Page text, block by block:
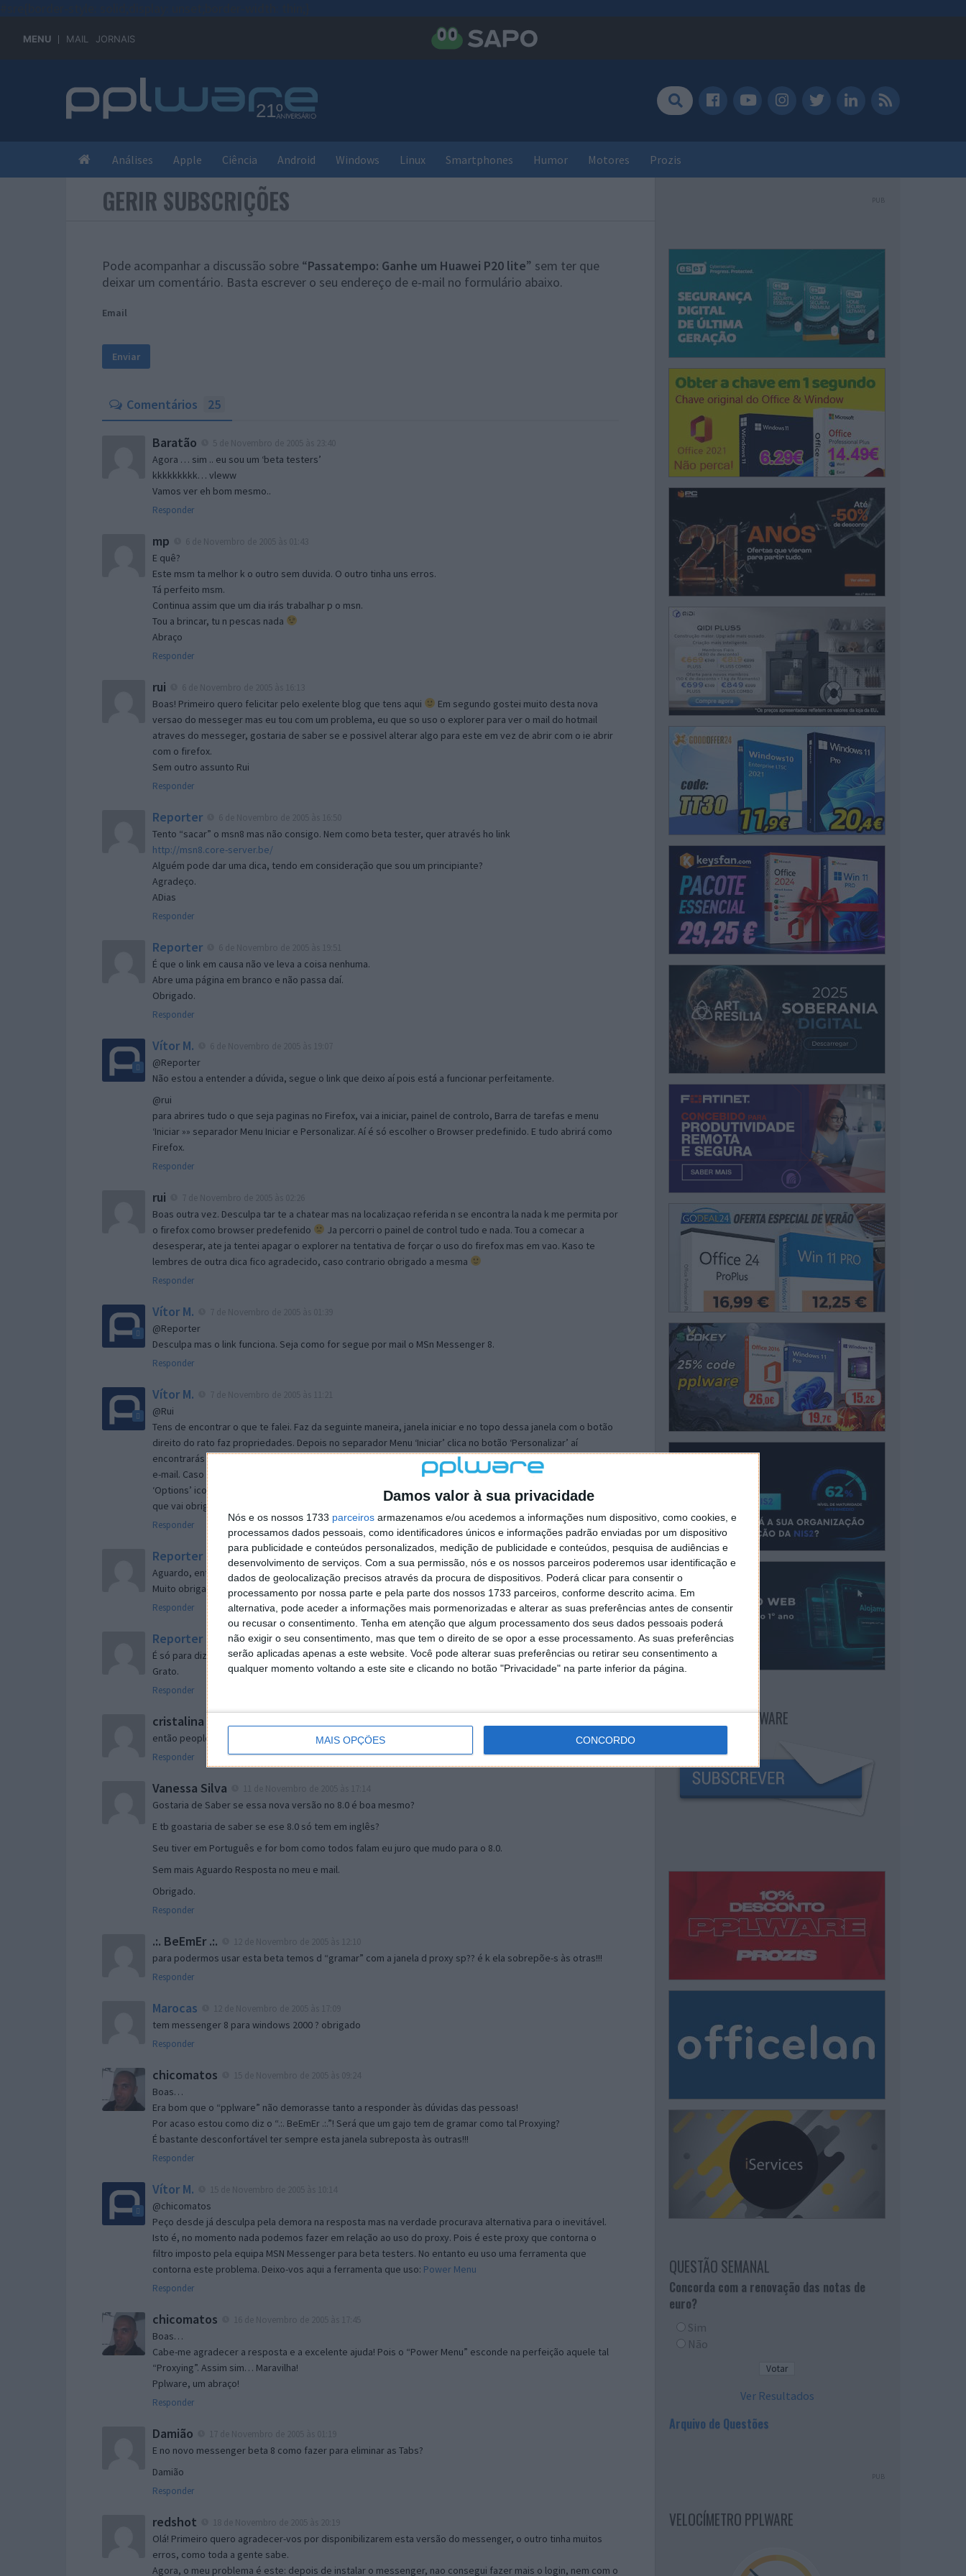
Damos valor à sua privacidade
Nós e os nossos 1733 parceiros armazenamos e/ou acedemos a informações num dispositivo, como cookies, e
processamos dados pessoais, como identificadores únicos e informações padrão enviadas por um dispositivo
para publicidade e conteúdos personalizados, medição de publicidade e conteúdos, pesquisa de audiências e
desenvolvimento de serviços. Com a sua permissão, nós e os nossos parceiros poderemos usar identificação e
dados de geolocalização precisos através da procura de dispositivos. Poderá clicar para consentir o
processamento por nossa parte e pela parte dos nossos 1733 parceiros, conforme descrito acima. Em
alternativa, pode aceder a informações mais pormenorizadas e alterar as suas preferências antes de consentir
ou recusar o consentimento. Tenha em atenção que algum processamento dos seus dados pessoais poderá
não exigir o seu consentimento, mas que tem o direito de se opor a esse processamento. As suas preferências
serão aplicadas apenas a este website. Você pode alterar suas preferências ou retirar seu consentimento a
qualquer momento voltando a este site e clicando no botão "Privacidade" na parte inferior da página.
MAIS OPÇÕES CONCORDO
MENU MAIL JORNAIS
Análises Apple Ciência Android Windows Linux Smartphones Humor Motores Prozis
GERIR SUBSCRIÇÕES
Pode acompanhar a discussão sobre “Passatempo: Ganhe um Huawei P20 lite” sem ter que
deixar um comentário. Basta escrever o seu endereço de e-mail no formulário abaixo.
Email
Comentários 25
Baratão
Agora … sim .. eu sou um ‘beta testers’
kkkkkkkkk… vleww
Vamos ver eh bom mesmo..
Responder
mp
E quê?
Este msm ta melhor k o outro sem duvida. O outro tinha uns erros.
Tá perfeito msm.
Continua assim que um dia irás trabalhar p o msn.
Tou a brincar, tu n pescas nada
Abraço
Responder
rui
Boas! Primeiro quero felicitar pelo exelente blog que tens aqui
Em segundo gostei muito desta nova
versao do messeger mas eu tou com um problema, eu que so uso o explorer para ver o mail do hotmail
atraves do messeger, gostaria de saber se e possivel alterar algo para este em vez de abrir com o ie abrir
com o firefox.
Sem outro assunto Rui
Responder
Reporter
Tento “sacar” o msn8 mas não consigo. Nem como beta tester, quer através ho link
http://msn8.core-server.be/
Alguém pode dar uma dica, tendo em consideração que sou um principiante?
Agradeço.
ADias
Responder
Reporter
É que o link em causa não ve leva a coisa nenhuma.
Abre uma página em branco e não passa daí.
Obrigado.
Responder
Vítor M.
@Reporter
Não estou a entender a dúvida, segue o link que deixo aí pois está a funcionar perfeitamente.
@rui
para abrires tudo o que seja paginas no Firefox, vai a iniciar, painel de controlo, Barra de tarefas e menu
‘Iniciar »» separador Menu Iniciar e Personalizar. Aí é só escolher o Browser predefinido. E tudo abrirá como
Firefox.
Responder
rui
Boas outra vez. Desculpa tar te a chatear mas na localizaçao referida n se encontra la nada k me permita por
o firefox como browser predefenido
Ja percorri o painel de control tudo e nada. Tou a comecar a
desesperar, ate ja tentei apagar o explorer na tentativa de forçar o uso do firefox mas em vao. Kaso te
lembres de outra dica fico agradecido, caso contrario obrigado a mesma
Responder
Vítor M.
@Reporter
Desculpa mas o link funciona. Seja como for segue por mail o MSn Messenger 8.
Responder
Vítor M.
@Rui
Tens de encontrar o que te falei. Faz da seguinte maneira, janela iniciar e no topo dessa janela com o botão
direito do rato faz propriedades. Depois no separador Menu ‘Iniciar’ clica no botão ‘Personalizar’ aí
encontrarás no separador geral a opção para escolheres o Browser com que queres navegar e o gestor de
e-mail. Caso não consigas chegar lá, vais ao teu Firefox e nas ferramentas ou tools escolhes ‘Opções’ ou
‘Options’ icon geral da então janela aberta e logo perto do fim encontras um local para colocares um visto
que vai obrigar o Firefox a verificar se este é o browser predefinido.
Responder
Reporter 7 de Novembro de 2005 às 12:57
Aguardo, então, o e-mail, Vitor.
Muito obrigado.
Responder
Reporter 7 de Novembro de 2005 às 19:51
É só para dizer que ainda não me chegou mail algum.
Grato.
Responder
cristalina
então people
Responder
Vanessa Silva
Gostaria de Saber se essa nova versão no 8.0 é boa mesmo?
E tb goastaria de saber se ese 8.0 só tem em inglês?
Seu tiver em Português e for bom como todos falam eu juro que mudo para o 8.0.
Sem mais Aguardo Resposta no meu e mail.
Obrigado.
Responder
.:. BeEmEr .:.
para podermos usar esta beta temos d “gramar” com a janela d proxy sp?? é k ela sobrepõe-s às otras!!!
Responder
Marocas
tem messenger 8 para windows 2000 ? obrigado
Responder
chicomatos
Boas…
Era bom que o “pplware” não demorasse tanto a responder às dúvidas das pessoas!
Por acaso estou como diz o “.:. BeEmEr .:.”! Será que um gajo tem de gramar como tal Proxying?
É bastante desconfortável ter sempre esta janela subreposta às outras!!!
Responder
Vítor M.
@chicomatos
Peço desde já desculpa pela demora na resposta mas na verdade procurava alternativa para o inevitável.
Isto é, no momento nada podemos fazer em relação ao uso do proxy. Pois é este proxy que contorna o
filtro imposto pela equipa MSN Messenger para beta testers. No entanto eu uso uma ferramenta que
contorna este problema. Deixo-vos aqui a ferramenta que uso: Power Menu
Responder
chicomatos
Boas…
Cabe-me agradecer a resposta e a excelente ajuda! Pois o “Power Menu” esconde na perfeição aquele tal
“Proxying”. Assim sim… Maravilha!
Pplware, um abraço!
Responder
Damião
E no novo messenger beta 8 como fazer para eliminar as Tabs?
Damião
Responder
redshot
Olá! Primeiro quero agradecer-vos por disponibilizarem esta versão do messenger, o outro tinha muitos
erros, como toda a gente sabe.
Agora, o meu problema é este: depois de instalar o messenger, nao consegui fazer mais o login, nem com o
PUB
NEWSLETTER PPLWARE
QUESTÃO SEMANAL
Concorda com a renovação das notas de
euro?
Sim
Não
Ver Resultados
Arquivo de Questões
PUB
VELOCÍMETRO PPLWARE